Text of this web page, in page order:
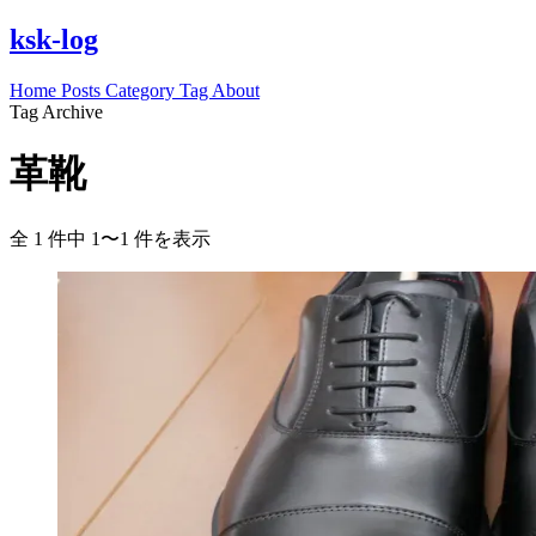
ksk-log
Home Posts Category Tag About
Tag Archive
革靴
全 1 件中 1〜1 件を表示